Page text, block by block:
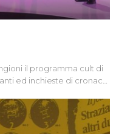
il programma cult di
ed inchieste di cronaca